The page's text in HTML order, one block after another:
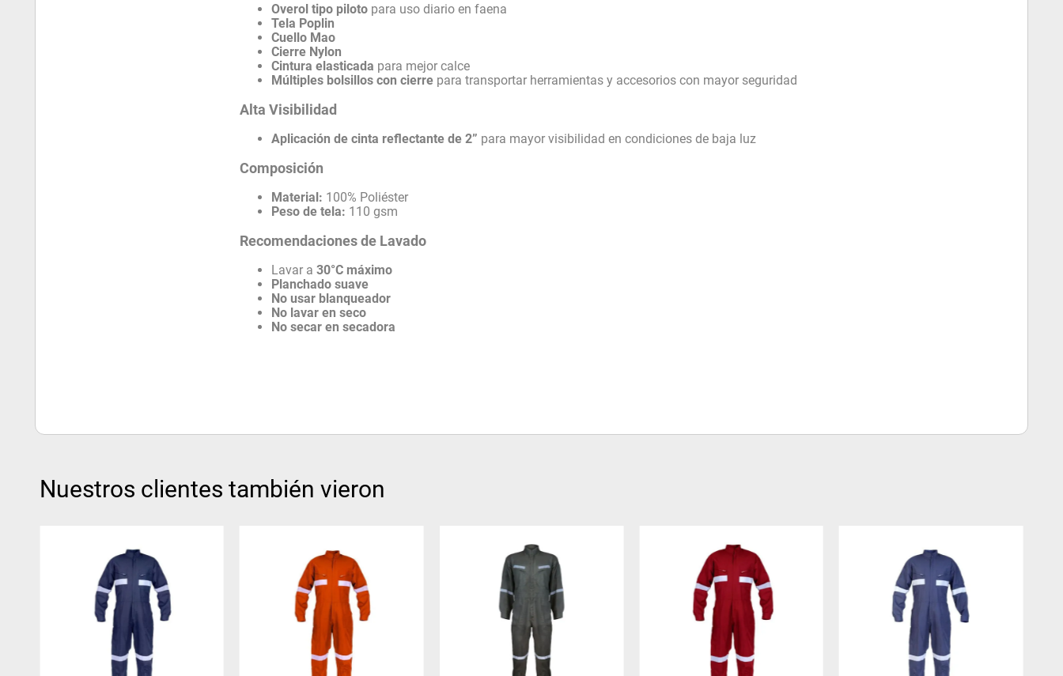
Overol tipo piloto para uso diario en faena
Tela Poplin
Cuello Mao
Cierre Nylon
Cintura elasticada para mejor calce
Múltiples bolsillos con cierre para transportar herramientas y accesorios con mayor seguridad
Alta Visibilidad
Aplicación de cinta reflectante de 2” para mayor visibilidad en condiciones de baja luz
Composición
Material: 100% Poliéster
Peso de tela: 110 gsm
Recomendaciones de Lavado
Lavar a30°C máximo
Planchado suave
No usar blanqueador
No lavar en seco
No secar en secadora
Nuestros clientes también vieron